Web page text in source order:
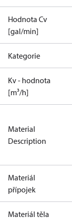
Hodnota Cv
[gal/min]
Kategorie
Kv - hodnota
[m³/h]
Material
Description
Materiál
přípojek
Materiál těla